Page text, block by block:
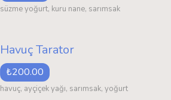
süzme yoğurt, kuru nane, sarımsak
Havuç Tarator
₺200.00
havuç, ayçiçek yağı, sarımsak, yoğurt